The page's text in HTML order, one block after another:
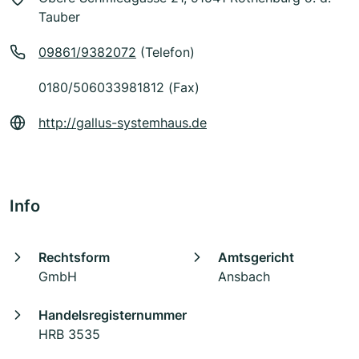
Tauber
09861/9382072 (Telefon)
0180/506033981812 (Fax)
http://gallus-systemhaus.de
Info
Rechtsform
GmbH
Amtsgericht
Ansbach
Handelsregisternummer
HRB 3535